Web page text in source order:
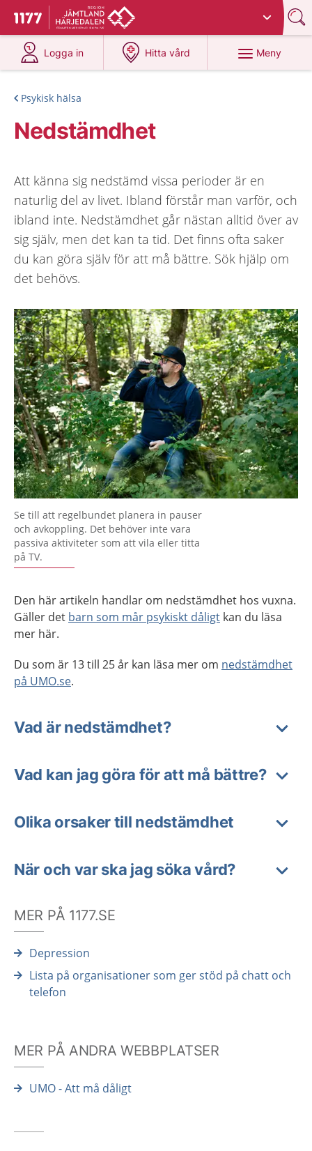
Till startsidan för 1177
Du har valt region
Logga in
på 1177.se
Hitta vård
på 1177.se
Meny
Psykisk hälsa
Nedstämdhet
Att känna sig nedstämd vissa perioder är en
naturlig del av livet. Ibland förstår man varför, och
ibland inte. Nedstämdhet går nästan alltid över av
sig själv, men det kan ta tid. Det finns ofta saker
du kan göra själv för att må bättre. Sök hjälp om
det behövs.
Se till att regelbundet planera in pauser
och avkoppling. Det behöver inte vara
passiva aktiviteter som att vila eller titta
på TV.
Den här artikeln handlar om nedstämdhet hos vuxna.
Gäller det barn som mår psykiskt dåligt kan du läsa
mer här.
Du som är 13 till 25 år kan läsa mer om nedstämdhet
på UMO.se.
Vad är nedstämdhet?
Vad kan jag göra för att må bättre?
Olika orsaker till nedstämdhet
När och var ska jag söka vård?
MER PÅ 1177.SE
Depression
Lista på organisationer som ger stöd på chatt och
telefon
MER PÅ ANDRA WEBBPLATSER
UMO - Att må dåligt